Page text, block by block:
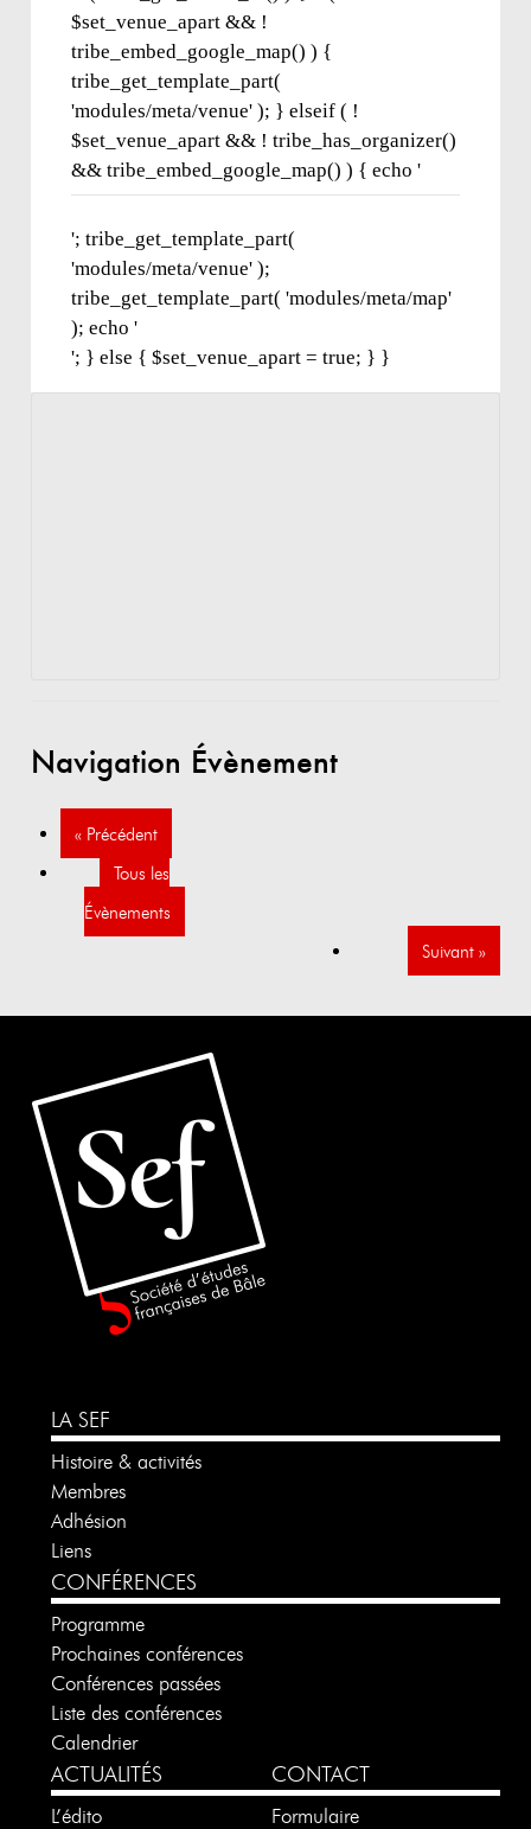
$set_venue_apart && !
tribe_embed_google_map() ) {
tribe_get_template_part(
'modules/meta/venue' ); } elseif ( !
$set_venue_apart && ! tribe_has_organizer()
&& tribe_embed_google_map() ) { echo '
'; tribe_get_template_part(
'modules/meta/venue' );
tribe_get_template_part( 'modules/meta/map'
); echo '
'; } else { $set_venue_apart = true; } }
Navigation Évènement
« Précédent
Tous les
Évènements
Suivant »
LA SEF
Histoire & activités
Membres
Adhésion
Liens
CONFÉRENCES
Programme
Prochaines conférences
Conférences passées
Liste des conférences
Calendrier
ACTUALITÉS
L’édito
CONTACT
Formulaire